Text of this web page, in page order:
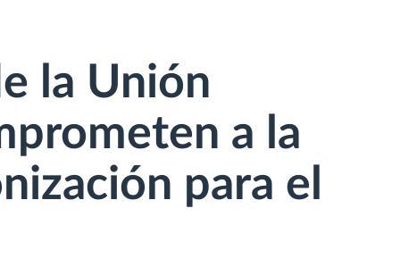
la Unión
a la
para el